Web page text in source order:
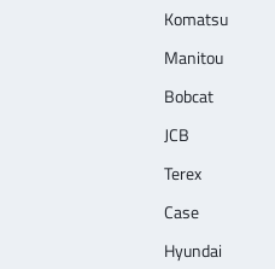
Komatsu
Manitou
Bobcat
JCB
Terex
Case
Hyundai